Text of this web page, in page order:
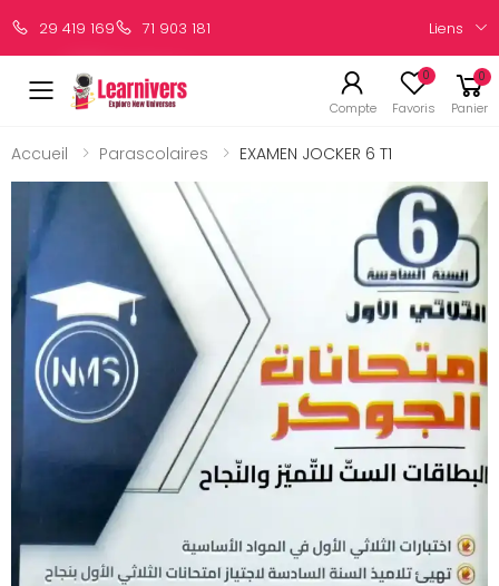
29 419 169 71 903 181 Liens
Compte
0
Favoris
0
Panier
Accueil Parascolaires EXAMEN JOCKER 6 T1